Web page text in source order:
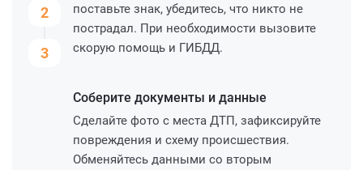
2
3
поставьте знак, убедитесь, что никто не
пострадал. При необходимости вызовите
скорую помощь и ГИБДД.
Соберите документы и данные
Сделайте фото с места ДТП, зафиксируйте
повреждения и схему происшествия.
Обменяйтесь данными со вторым